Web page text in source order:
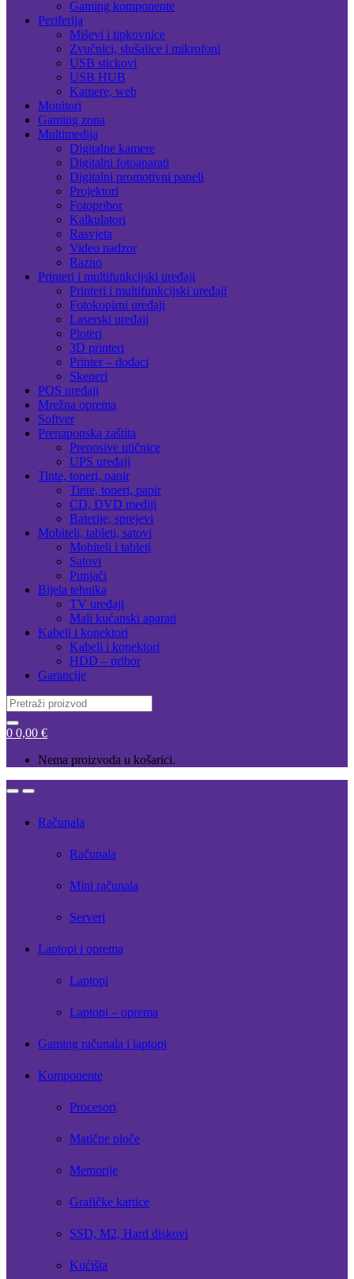
Gaming komponente
Periferija
Miševi i tipkovnice
Zvučnici, slušalice i mikrofoni
USB stickovi
USB HUB
Kamere, web
Monitori
Gaming zona
Multimedija
Digitalne kamere
Digitalni fotoaparati
Digitalni promotivni paneli
Projektori
Fotopribor
Kalkulatori
Rasvjeta
Video nadzor
Razno
Printeri i multifunkcijski uređaji
Printeri i multifunkcijski uređaji
Fotokopirni uređaji
Laserski uređaji
Ploteri
3D printeri
Printer – dodaci
Skeneri
POS uređaji
Mrežna oprema
Softver
Prenaponska zaštita
Prenosive utičnice
UPS uređaji
Tinte, toneri, papir
Tinte, toneri, papir
CD, DVD mediji
Baterije, sprejevi
Mobiteli, tableti, satovi
Mobiteli i tableti
Satovi
Punjači
Bijela tehnika
TV uređaji
Mali kućanski aparati
Kabeli i konektori
Kabeli i konektori
HDD – pribor
Garancije
Search
for:
0 0,00 €
Nema proizvoda u košarici.
OpenClose
Računala
Računala
Mini računala
Serveri
Laptopi i oprema
Laptopi
Laptopi – oprema
Gaming računala i laptopi
Komponente
Procesori
Matične ploče
Memorije
Grafičke kartice
SSD, M2, Hard diskovi
Kućišta